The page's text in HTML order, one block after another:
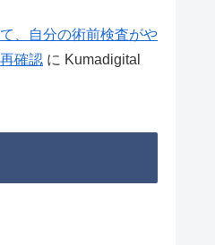
、自分の術前検査がや
確認 に Kumadigital